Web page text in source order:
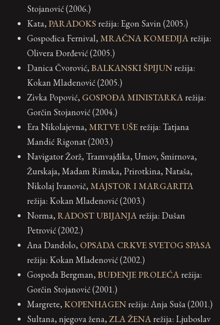
Stojanović (2006.)
Kata, PARADOKS režija: Egon Savin (2005.)
Gospođica Fernival, MRAČNA KOMEDIJArežija:
Olivera Đorđević (2005.)
Danica Čvorović, BALKANSKI ŠPIJUNrežija:
Kokan Mladenović (2005.)
Zivka Popović, GOSPOĐA MINISTARKArežija:
Gorčin Stojanović (2004.)
Era Nikolajevna, MRTVE UŠErežija: Tatjana
Mandić Rigonat (2003.)
Navigator Žorž, Tramvajđika, Umov, Šmirnova,
Žurskaja, Madam Rimska, Prirotkina, Nataša,
Nikolaj Ivanovič, MAJSTOR I MARGARITA
režija: Kokan Mladenović (2003.)
Norma, RADOST UBIJANJArežija: Dušan
Petrović (2002.)
Ana Dandolo, OPSADA CRKVE SVETOG SPASA
režija: Kokan Mladenović (2002.)
Gospođa Bergman, BUĐENJE PROLEĆArežija:
Gorčin Stojanović (2001.)
Margrete, KOPENHAGENrežija: Anja Suša (2001.)
Sultana, njegova žena, ZLA ŽENArežija: Ljuboslav